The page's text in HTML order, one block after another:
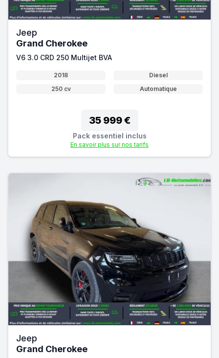
Jeep
Grand Cherokee
V6 3.0 CRD 250 Multijet BVA
2018
Diesel
250 cv
Automatique
35 999 €
Pack essentiel inclus
En savoir plus sur nos tarifs
Jeep
Grand Cherokee